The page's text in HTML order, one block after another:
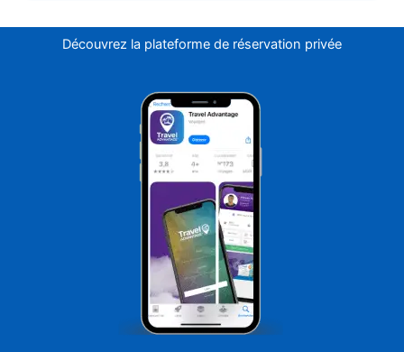
Découvrez la plateforme de réservation privée